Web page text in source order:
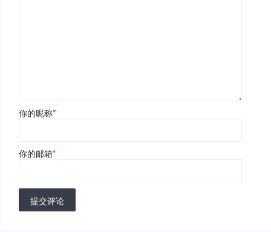
你的昵称*
你的邮箱*
提交评论